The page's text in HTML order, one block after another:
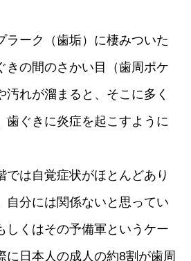
ラーク（歯垢）に棲みついた
きの間のさかい目（歯周ポケ
汚れが溜まると、そこに多く
歯ぐきに炎症を起こすように
では自覚症状がほとんどあり
自分には関係ないと思ってい
しくはその予備軍というケー
に日本人の成人の約8割が歯周